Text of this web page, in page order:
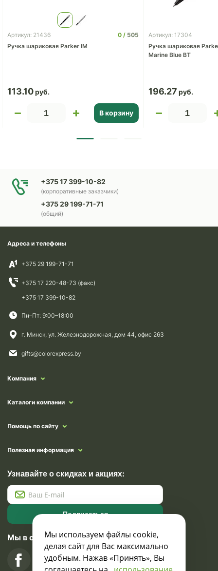
Артикул: 21436 0
505
Ручка шариковая Parker IM
113.10
В корзину
Артикул: 17304
Ручка шариковая
Marine Blue BT
196.27
+375 17 399-10-82
(корпоративные заказчики)
+375 29 199-71-71
(общий)
Адреса и телефоны
+375 29 199-71-71
+375 17 220-48-73 (факс)
+375 17 399-10-82
Пн–Пт: 9:00–18:00
г. Минск, ул. Железнодорожная, дом 44, офис 263
gifts@colorexpress.by
Компания
Каталоги компании
Помощь по сайту
Полезная информация
Узнавайте о скидках и акциях:
Подписаться
Мы в социальных сетях
Мы используем файлы cookie,
делая сайт для Вас максимально
удобным. Нажав «Принять», Вы